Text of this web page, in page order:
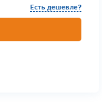
Есть дешевле?